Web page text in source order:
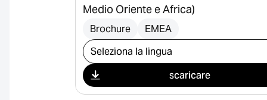
Medio Oriente e Africa)
Brochure EMEA
Seleziona il download
scaricare